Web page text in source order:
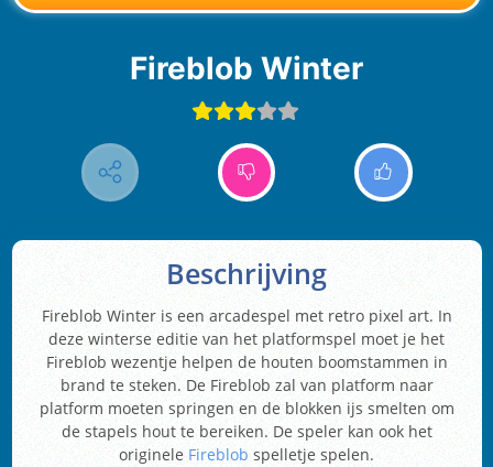
Fireblob Winter
Beschrijving
Fireblob Winter is een arcadespel met retro pixel art. In
deze winterse editie van het platformspel moet je het
Fireblob wezentje helpen de houten boomstammen in
brand te steken. De Fireblob zal van platform naar
platform moeten springen en de blokken ijs smelten om
de stapels hout te bereiken. De speler kan ook het
originele Fireblob spelletje spelen.